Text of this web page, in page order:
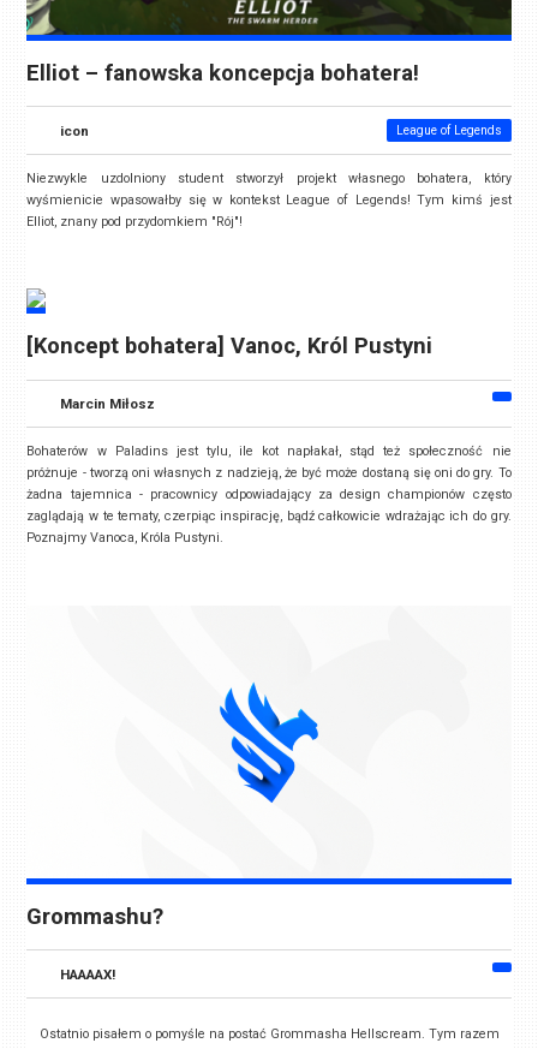
Elliot – fanowska koncepcja bohatera!
icon League of Legends
Niezwykle uzdolniony student stworzył projekt własnego bohatera, który
wyśmienicie wpasowałby się w kontekst League of Legends! Tym kimś jest
Elliot, znany pod przydomkiem "Rój"!
[Koncept bohatera] Vanoc, Król Pustyni
Marcin Miłosz
Bohaterów w Paladins jest tylu, ile kot napłakał, stąd też społeczność nie
próżnuje - tworzą oni własnych z nadzieją, że być może dostaną się oni do gry. To
żadna tajemnica - pracownicy odpowiadający za design championów często
zaglądają w te tematy, czerpiąc inspirację, bądź całkowicie wdrażając ich do gry.
Poznajmy Vanoca, Króla Pustyni.
Grommashu?
HAAAAX!
Ostatnio pisałem o pomyśle na postać Grommasha Hellscream. Tym razem